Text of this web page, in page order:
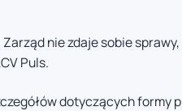
nie zdaje sobie
Puls.
dotyczących